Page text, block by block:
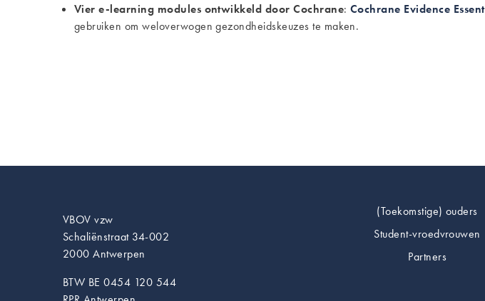
Vier e-learning modules ontwikkeld door Cochrane:Cochrane Evidence
gebruiken om weloverwogen gezondheidskeuzes te maken.
VBOV vzw
Schaliënstraat 34-002
2000 Antwerpen
BTW BE 0454 120 544
Footer(Toekomstige) ouders
Student-vroedvrouwen
Partners